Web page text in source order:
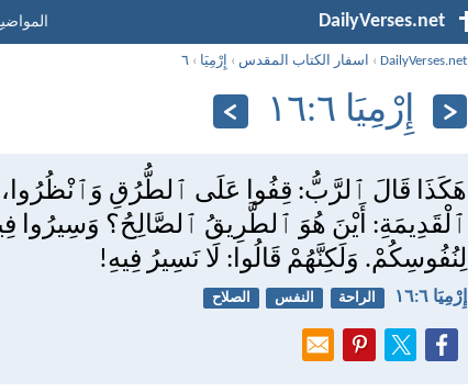
DailyVerses.net
DailyVerses.net
› اسفار الكتاب المقدس › إِرْمِيَا ›٦
إِرْمِيَا ٦:‏١٦
هَكَذَا قَالَ ٱلرَّبُّ: قِفُوا عَلَى ٱلطُّرُقِ
ٱلْقَدِيمَةِ: أَيْنَ هُوَ ٱلطَّرِيقُ ٱلصَّالِحُ؟ وَسِيرُوا
لِنُفُوسِكُمْ. وَلَكِنَّهُمْ قَالُوا: لَا نَسِيرُ فِيهِ!
إِرْمِيَا ٦:‏١٦ الراحة النفس الصلاح